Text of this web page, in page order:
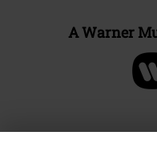
A Warner